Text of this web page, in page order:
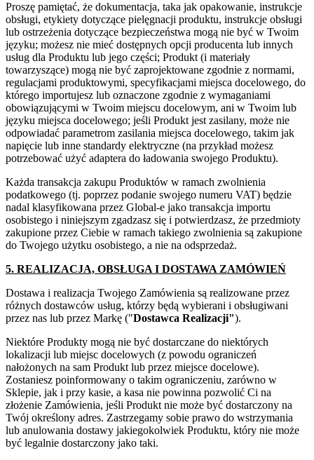
Proszę pamiętać, że dokumentacja, taka jak opakowanie, instrukcje
obsługi, etykiety dotyczące pielęgnacji produktu, instrukcje obsługi
lub ostrzeżenia dotyczące bezpieczeństwa mogą nie być w Twoim
języku; możesz nie mieć dostępnych opcji producenta lub innych
usług dla Produktu lub jego części; Produkt (i materiały
towarzyszące) mogą nie być zaprojektowane zgodnie z normami,
regulacjami produktowymi, specyfikacjami miejsca docelowego, do
którego importujesz lub oznaczone zgodnie z wymaganiami
obowiązującymi w Twoim miejscu docelowym, ani w Twoim lub
języku miejsca docelowego; jeśli Produkt jest zasilany, może nie
odpowiadać parametrom zasilania miejsca docelowego, takim jak
napięcie lub inne standardy elektryczne (na przykład możesz
potrzebować użyć adaptera do ładowania swojego Produktu).
Każda transakcja zakupu Produktów w ramach zwolnienia
podatkowego (tj. poprzez podanie swojego numeru VAT) będzie
nadal klasyfikowana przez Global-e jako transakcja importu
osobistego i niniejszym zgadzasz się i potwierdzasz, że przedmioty
zakupione przez Ciebie w ramach takiego zwolnienia są zakupione
do Twojego użytku osobistego, a nie na odsprzedaż.
5. REALIZACJA, OBSŁUGA I DOSTAWA ZAMÓWIEŃ
Dostawa i realizacja Twojego Zamówienia są realizowane przez
różnych dostawców usług, którzy będą wybierani i obsługiwani
przez nas lub przez Markę ("Dostawca Realizacji").
Niektóre Produkty mogą nie być dostarczane do niektórych
lokalizacji lub miejsc docelowych (z powodu ograniczeń
nałożonych na sam Produkt lub przez miejsce docelowe).
Zostaniesz poinformowany o takim ograniczeniu, zarówno w
Sklepie, jak i przy kasie, a kasa nie powinna pozwolić Ci na
złożenie Zamówienia, jeśli Produkt nie może być dostarczony na
Twój określony adres. Zastrzegamy sobie prawo do wstrzymania
lub anulowania dostawy jakiegokolwiek Produktu, który nie może
być legalnie dostarczony jako taki.